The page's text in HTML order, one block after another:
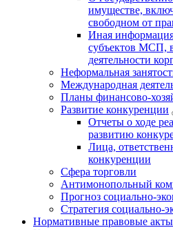
имуществе,
свободном от
Иная информация
субъектов МСП,
деятельности
Неформальная
Международная
Планы финансово-
Развитие конкуренции
Отчеты о ходе
развитию
Лица,
конкуренции
Сфера торговли
Антимонопольный
Прогноз социально-
Стратегия социально-
Нормативные правовые акты